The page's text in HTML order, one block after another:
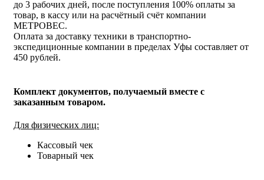
до 3 рабочих дней, после поступления 100% оплаты за
товар, в кассу или на расчётный счёт компании
МЕТРОВЕС.
Оплата за доставку техники в транспортно-
экспедиционные компании в пределах Уфы составляет от
450 рублей.
Комплект документов, получаемый вместе с
заказанным товаром.
Для физических лиц:
Кассовый чек
Товарный чек